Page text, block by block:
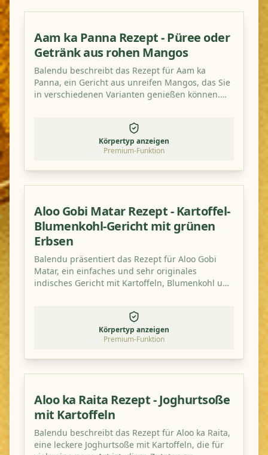
Aam ka Panna Rezept - Püree oder
Getränk aus rohen Mangos
Balendu beschreibt das Rezept für Aam ka
Panna, ein Gericht aus unreifen Mangos, das Sie
in verschiedenen Varianten genießen können.
Körpertyp anzeigen
Premium-Funktion
Aloo Gobi Matar Rezept - Kartoffel-
Blumenkohl-Gericht mit grünen
Erbsen
Balendu präsentiert das Rezept für Aloo Gobi
Matar, ein einfaches und sehr originales
indisches Gericht mit Kartoffeln, Blumenkohl und
Körpertyp anzeigen
Premium-Funktion
Aloo ka Raita Rezept - Joghurtsoße
mit Kartoffeln
Balendu beschreibt das Rezept für Aloo ka Raita,
eine leckere Joghurtsoße mit Kartoffeln, die für